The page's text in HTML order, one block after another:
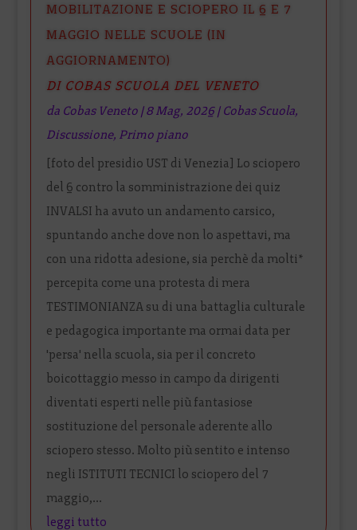
MOBILITAZIONE E SCIOPERO IL 6 E 7
MAGGIO NELLE SCUOLE (IN
AGGIORNAMENTO)
DI COBAS SCUOLA DEL VENETO
da Cobas Veneto |8 Mag, 2026| Cobas Scuola,
Discussione, Primo piano
[foto del presidio UST di Venezia] Lo sciopero
del 6 contro la somministrazione dei quiz
INVALSI ha avuto un andamento carsico,
spuntando anche dove non lo aspettavi, ma
con una ridotta adesione, sia perchè da molti*
percepita come una protesta di mera
TESTIMONIANZA su di una battaglia culturale
e pedagogica importante ma ormai data per
'persa' nella scuola, sia per il concreto
boicottaggio messo in campo da dirigenti
diventati esperti nelle più fantasiose
sostituzione del personale aderente allo
sciopero stesso. Molto più sentito e intenso
negli ISTITUTI TECNICI lo sciopero del 7
maggio,...
leggi tutto